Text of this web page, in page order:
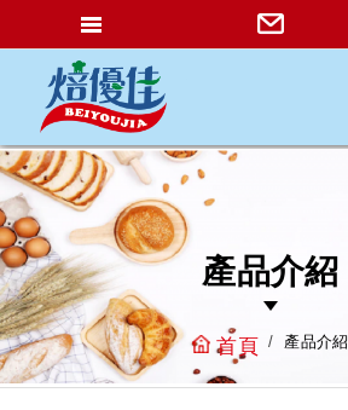
產品介紹
首頁 產品介紹